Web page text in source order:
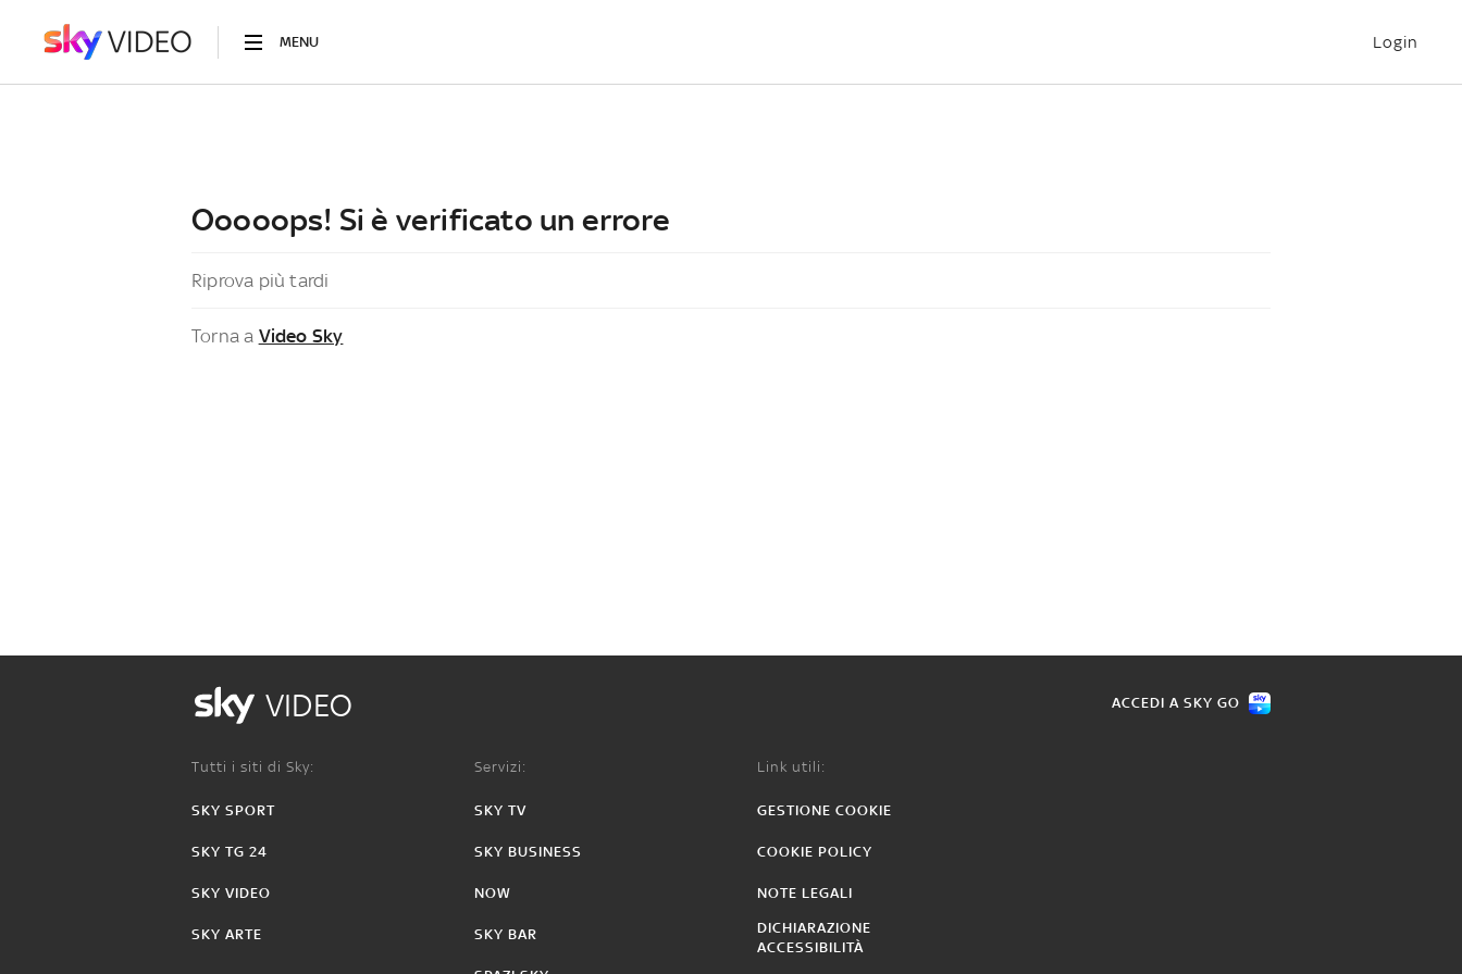
MENU Login
Ooooops! Si è verificato un errore
Riprova più tardi
Torna a Video Sky
VIDEO ACCEDI A SKY GO
Tutti i siti di Sky:
SKY SPORT
SKY TG 24
SKY VIDEO
SKY ARTE
Servizi:
SKY TV
SKY BUSINESS
NOW
SKY BAR
Link utili:
GESTIONE COOKIE
COOKIE POLICY
NOTE LEGALI
DICHIARAZIONE
ACCESSIBILITÀ